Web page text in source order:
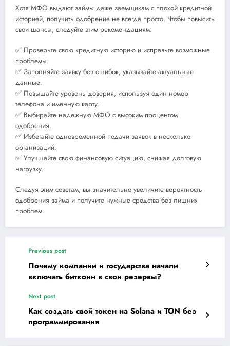
Хотя МФО выдают займы даже заемщикам с плохой кредитной
историей, получить одобрение не всегда просто. Чтобы повысить
свои шансы, следуйте этим рекомендациям:
✅ Проверьте свою кредитную историю и исправьте возможные
проблемы.
✅ Заполняйте заявку без ошибок, указывайте актуальные
данные.
✅ Повышайте уровень доверия, используя один номер
телефона и именную карту.
✅ Выбирайте надежную МФО с высоким процентом
одобрения.
✅ Избегайте одновременной подачи заявок в несколько
организаций.
✅ Улучшайте свою финансовую ситуацию, снижая долговую
нагрузку.
Следуя этим советам, вы значительно увеличите вероятность
одобрения займа и получите нужные средства без лишних
проблем.
Previous post
Почему компании и государства начали
включать биткоин в свои резервы?
Next post
Как создать свой токен на Solana и TON без
программирования